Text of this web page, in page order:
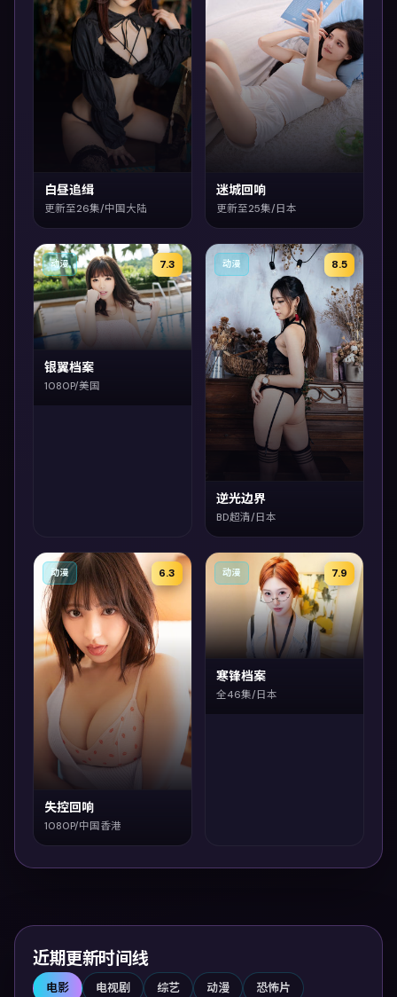
白昼追缉
更新至26集/中国大陆
迷城回响
更新至25集/日本
7.3
动漫
银翼档案
1080P/美国
8.5
动漫
逆光边界
BD超清/日本
6.3
动漫
失控回响
1080P/中国香港
7.9
动漫
寒锋档案
全46集/日本
近期更新时间线
电影 电视剧 综艺 动漫 恐怖片